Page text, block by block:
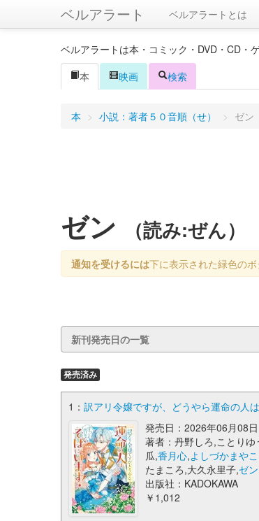
ベルアラート ベルアラートとは
ベルアラートは本・コミック・DVD・CD・
本
映画 検索
本 > 小説：著者５０音順（せ） > ゼン
ゼン （読み:ぜん）
通知を受けるには下に表示された緑色のボ
新刊発売日の一覧
発売済み
1： 訳アリ令嬢ですが、どうやら運命の人
発売日：2026年06月08日
著者：丹野しろ,ことり
瓜,香月心,よしづかまやこ
たまころ,大久永里子,ゼン
出版社：KADOKAWA
￥1,012